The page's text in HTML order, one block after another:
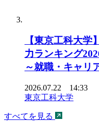
【東京工科大
力ランキング
～就職・キャリ
2026.07.22 14:33
東京工科大学
すべてを見る